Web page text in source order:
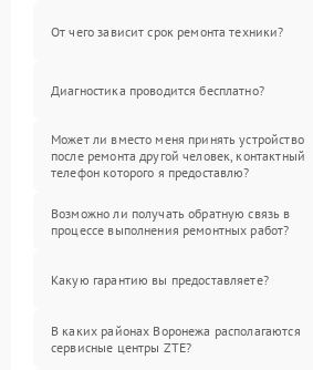
От чего зависит срок ремонта техники?
Диагностика проводится бесплатно?
Может ли вместо меня принять устройство
после ремонта другой человек, контактный
телефон которого я предоставлю?
Возможно ли получать обратную связь в
процессе выполнения ремонтных работ?
Какую гарантию вы предоставляете?
В каких районах Воронежа располагаются
сервисные центры ZTE?